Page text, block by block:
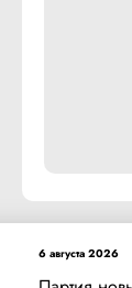
6 августа 2026